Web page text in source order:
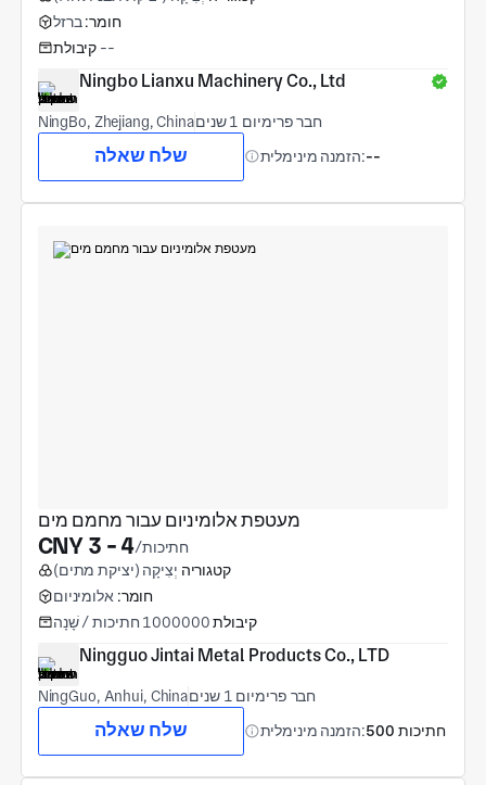
חומר: ברזל
קיבולת --
Ningbo Lianxu Machinery Co., Ltd
NingBo, Zhejiang, China חבר פרימיום 1 שנים
שלח שאלה הזמנה מינימלית:--
מעטפת אלומיניום עבור מחמם מים
CNY 3 - 4 /חתיכות
קטגוריה יְצִיקָה (יציקת מתים)
חומר: אלומיניום
קיבולת 1000000 חתיכות / שָׁנָה
Ningguo Jintai Metal Products Co., LTD
NingGuo, Anhui, China חבר פרימיום 1 שנים
שלח שאלה הזמנה מינימלית: 500 חתיכות